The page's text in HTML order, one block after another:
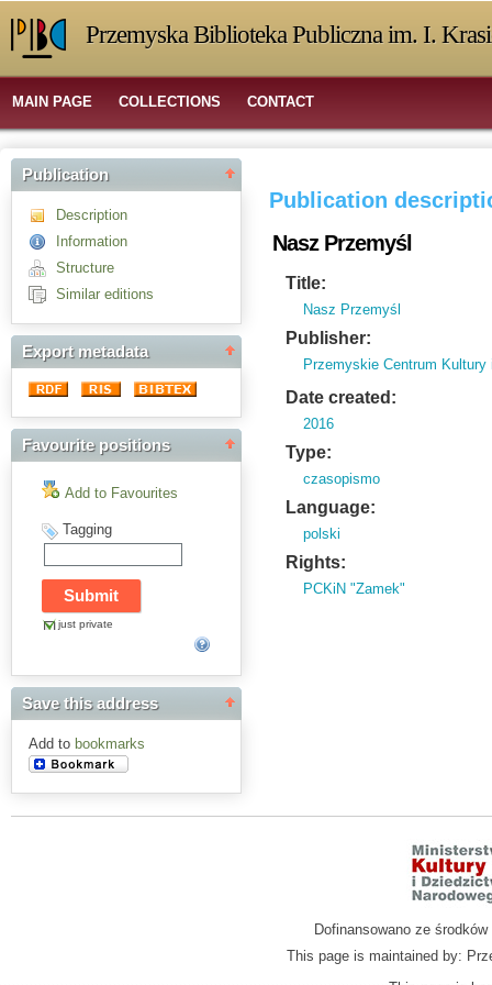
Przemyska Biblioteka Publiczna im. I.
MAIN PAGE COLLECTIONS CONTACT
Publication
Description
Information
Structure
Similar editions
Export metadata
Favourite positions
Add to Favourites
Tagging
just private
Save this address
Add to bookmarks
Publication
Nasz Przemyśl
Title:
Nasz Przemyśl
Publisher:
Przemyskie Centrum
Date created:
2016
Type:
czasopismo
Language:
polski
Rights:
PCKiN "Zamek"
Dofinansowano ze
This page is maintained by: